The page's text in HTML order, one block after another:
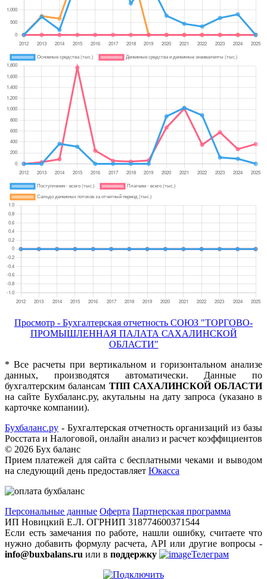
Просмотр - Бухгалтерская отчетность СОЮЗ "ТОРГОВО-
ПРОМЫШЛЕННАЯ ПАЛАТА САХАЛИНСКОЙ
ОБЛАСТИ"
* Все расчеты при вертикальном и горизонтальном анализе
данных, производятся автоматически. Данные по
бухгалтерским балансам ТПП САХАЛИНСКОЙ ОБЛАСТИ
на сайте Бухбаланс.ру, акутальны на дату запроса (указано в
карточке компании).
Бухбаланс.ру - Бухгалтерская отчетность организаций из базы
Росстата и Налоговой, онлайн анализ и расчет коэффициентов
© 2026 Бух баланс
Прием платежей для сайта с бесплатными чеками и выводом
на следующий день предоставляет Юкасса
Персональные данные Оферта Партнерская программа
ИП Новицкий Е.Л. ОГРНИП 318774600371544
Если есть замечания по работе, нашли ошибку, считаете что
нужно добавить формулу расчета, API или другие вопросы -
info@buxbalans.ru или в поддержку Телеграм